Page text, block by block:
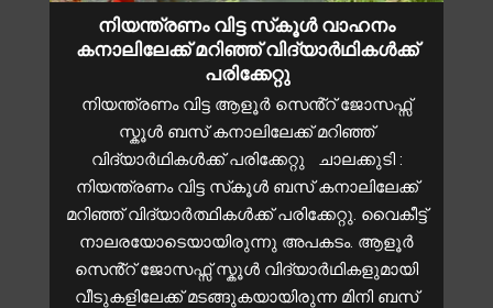
നിയന്ത്രണം വിട്ട സ്‌കൂൾ വാഹനം
കനാലിലേക്ക് മറിഞ്ഞ് വിദ്യാർഥികൾക്ക്
പരിക്കേറ്റു
നിയന്ത്രണം വിട്ട ആളൂർ സെൻ്റ് ജോസഫ്സ്
സ്കൂൾ ബസ് കനാലിലേക്ക് മറിഞ്ഞ്
വിദ്യാർഥികൾക്ക് പരിക്കേറ്റു ചാലക്കുടി :
നിയന്ത്രണം വിട്ട സ്‌കൂൾ ബസ് കനാലിലേക്ക്
മറിഞ്ഞ് വിദ്യാർത്ഥികൾക്ക് പരിക്കേറ്റു. വൈകീട്ട്
നാലരയോടെയായിരുന്നു അപകടം. ആളൂർ
സെൻ്റ് ജോസഫ്സ് സ്കൂൾ വിദ്യാർഥികളുമായി
വീടുകളിലേക്ക് മടങ്ങുകയായിരുന്ന മിനി ബസ്